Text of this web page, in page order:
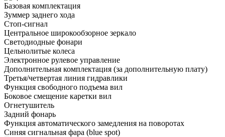
Базовая комплектация
Зуммер заднего хода
Стоп-сигнал
Центральное широкообзорное зеркало
Светодиодные фонари
Цельнолитые колеса
Электронное рулевое управление
Дополнительная комплектация (за дополнительную плату)
Третья/четвертая линия гидравлики
Функция свободного подъема вил
Боковое смещение каретки вил
Огнетушитель
Задний фонарь
Функция автоматического замедления на поворотах
Синяя сигнальная фара (blue spot)